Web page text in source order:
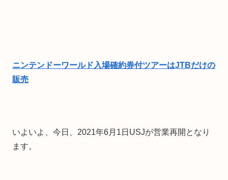
ニンテンドーワールド入場確約券付ツアーはJTBだけの
販売
いよいよ、今日、2021年6月1日USJが営業再開となり
ます。